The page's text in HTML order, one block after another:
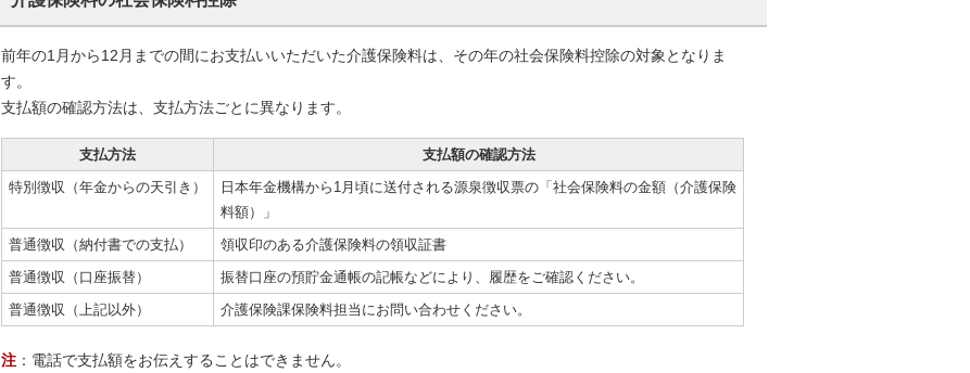
前年の1月から12月までの間にお支払いいただいた介護保険料は、その年の社会保険料控除の対象となりま
す。
支払額の確認方法は、支払方法ごとに異なります。
支払方法
支払額の確認方法
特別徴収（年金からの天引き）
日本年金機構から1月頃に送付される源泉徴収票の「社会保険料の金額（介護保険
料額）」
普通徴収（納付書での支払）
領収印のある介護保険料の領収証書
普通徴収（口座振替）
振替口座の預貯金通帳の記帳などにより、履歴をご確認ください。
普通徴収（上記以外）
介護保険課保険料担当にお問い合わせください。
注 ：電話で支払額をお伝えすることはできません。